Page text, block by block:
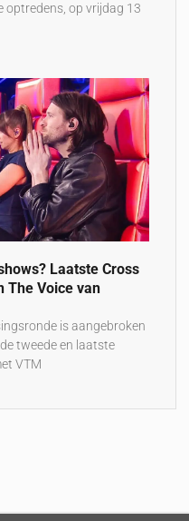
optredens, op vrijdag 13
Laatste Cross
The Voice van
is aangebroken
tweede en laatste
VTM